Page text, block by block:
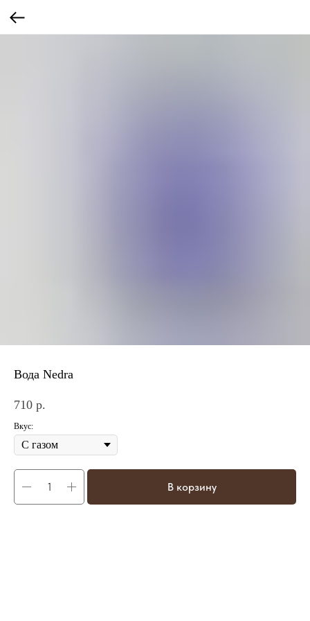
Вода Nedra
710 р.
Вкус:
В корзину